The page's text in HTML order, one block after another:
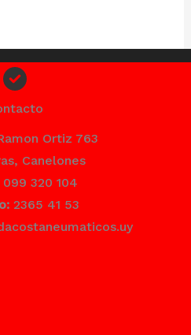
Ortiz 763
Canelones
099 320 104
2365 41 53